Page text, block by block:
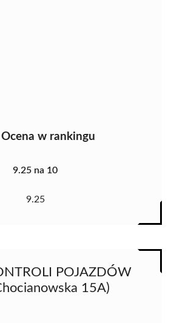
Ocena w rankingu
9.25 na 10
9.25
POJAZDÓW
15A)